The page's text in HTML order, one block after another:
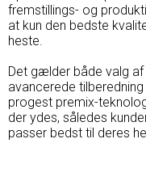
fremstillings- og
at kun den bedste
heste.
Det gælder både valg af
avancerede
progest premix-
der ydes, således
passer bedst til deres